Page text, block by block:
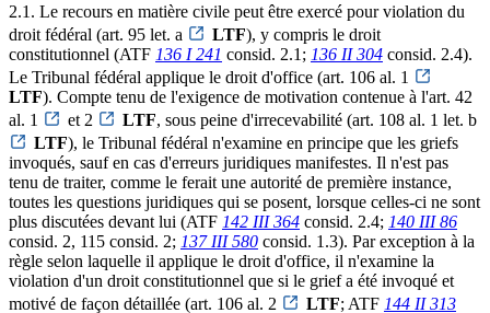
2.1. Le recours en matière civile peut être exercé pour violation du
droit fédéral (art. 95 let. a
LTF), y compris le droit
constitutionnel (ATF 136 I 241 consid. 2.1; 136 II 304 consid. 2.4).
Le Tribunal fédéral applique le droit d'office (art. 106 al. 1
LTF). Compte tenu de l'exigence de motivation contenue à l'art. 42
al. 1
et 2 LTF, sous peine d'irrecevabilité (art. 108 al. 1 let. b
LTF), le Tribunal fédéral n'examine en principe que les griefs
invoqués, sauf en cas d'erreurs juridiques manifestes. Il n'est pas
tenu de traiter, comme le ferait une autorité de première instance,
toutes les questions juridiques qui se posent, lorsque celles-ci ne sont
plus discutées devant lui (ATF 142 III 364 consid. 2.4; 140 III 86
consid. 2, 115 consid. 2; 137 III 580 consid. 1.3). Par exception à la
règle selon laquelle il applique le droit d'office, il n'examine la
violation d'un droit constitutionnel que si le grief a été invoqué et
motivé de façon détaillée (art. 106 al. 2
LTF; ATF 144 II 313